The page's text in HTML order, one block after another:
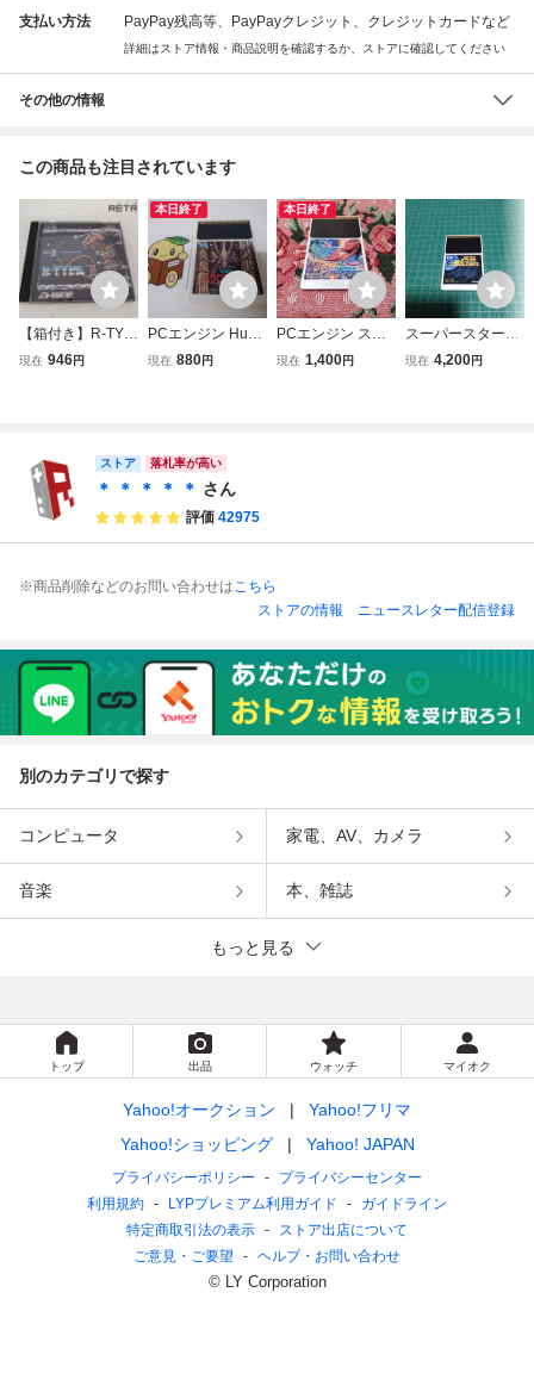
支払い方法 PayPay残高等、PayPayクレジット、クレジットカードなど
詳細はストア情報・商品説明を確認するか、ストアに確認してください
その他の情報
この商品も注目されています
【箱付き】R-TYP
E1 PCエンジン P
現在 946円
本日終了
PCエンジン HuC
ARD 邪聖剣 ネク
現在 880円
本日終了
PCエンジン スペ
ースハリアー
現在 1,400円
スーパースターソ
ルジャー PCエ
現在 4,200円
ストア 落札率が高い
＊ ＊ ＊ ＊ ＊ さん
評価 42975
※商品削除などのお問い合わせはこちら
ストアの情報
ニュースレター配信登録
別のカテゴリで探す
コンピュータ 家電、AV、カメラ
音楽 本、雑誌
もっと見る
トップ 出品 ウォッチ マイオク
Yahoo!オークション
Yahoo!フリマ
Yahoo!ショッピング
Yahoo! JAPAN
プライバシーポリシー
プライバシーセンター
利用規約
LYPプレミアム利用ガイド
ガイドライン
特定商取引法の表示
ストア出店について
ご意見・ご要望
ヘルプ・お問い合わせ
© LY Corporation